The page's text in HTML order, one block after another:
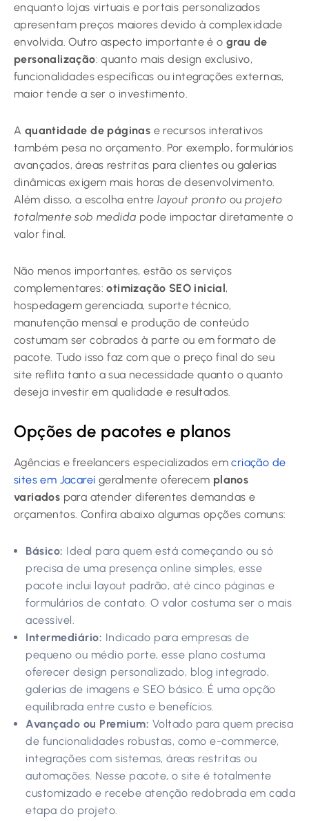
enquanto lojas virtuais e portais personalizados
apresentam preços maiores devido à complexidade
envolvida. Outro aspecto importante é o grau de
personalização: quanto mais design exclusivo,
funcionalidades específicas ou integrações externas,
maior tende a ser o investimento.
A quantidade de páginas e recursos interativos
também pesa no orçamento. Por exemplo, formulários
avançados, áreas restritas para clientes ou galerias
dinâmicas exigem mais horas de desenvolvimento.
Além disso, a escolha entrelayout pronto ouprojeto
totalmente sob medida pode impactar diretamente o
valor final.
Não menos importantes, estão os serviços
complementares:otimização SEO inicial ,
hospedagem gerenciada, suporte técnico,
manutenção mensal e produção de conteúdo
costumam ser cobrados à parte ou em formato de
pacote. Tudo isso faz com que o preço final do seu
site reflita tanto a sua necessidade quanto o quanto
deseja investir em qualidade e resultados.
Opções de pacotes e planos
Agências e freelancers especializados emcriação de
sites em Jacareí geralmente oferecem planos
variados para atender diferentes demandas e
orçamentos. Confira abaixo algumas opções comuns:
Básico: Ideal para quem está começando ou só
precisa de uma presença online simples, esse
pacote inclui layout padrão, até cinco páginas e
formulários de contato. O valor costuma ser o mais
acessível.
Intermediário: Indicado para empresas de
pequeno ou médio porte, esse plano costuma
oferecer design personalizado, blog integrado,
galerias de imagens e SEO básico. É uma opção
equilibrada entre custo e benefícios.
Avançado ou Premium: Voltado para quem precisa
de funcionalidades robustas, como e-commerce,
integrações com sistemas, áreas restritas ou
automações. Nesse pacote, o site é totalmente
customizado e recebe atenção redobrada em cada
etapa do projeto.